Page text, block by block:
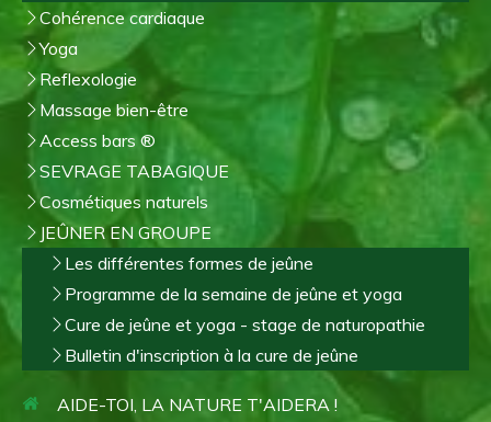
Cohérence cardiaque
Yoga
Reflexologie
Massage bien-être
Access bars ®
SEVRAGE TABAGIQUE
Cosmétiques naturels
JEÛNER EN GROUPE
Les différentes formes de jeûne
Programme de la semaine de jeûne et yoga
Cure de jeûne et yoga - stage de naturopathie
Bulletin d'inscription à la cure de jeûne
AIDE-TOI, LA NATURE T'AIDERA !